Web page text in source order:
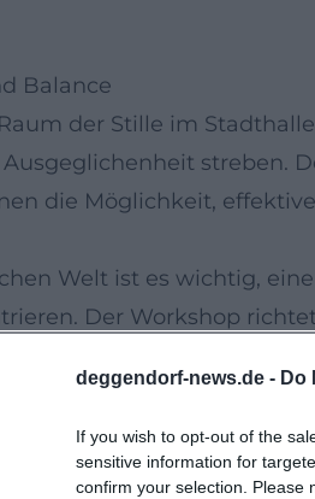
deggendorf-news.de - Do
If you wish to opt-out of the
sensitive information for
confirm your selection. Please
Balance
der Stille im
streben.
die Möglichkeit,
Welt ist es wichtig,
Der Workshop
Stress und zur
erfahrener Trainer
und gelassener zu